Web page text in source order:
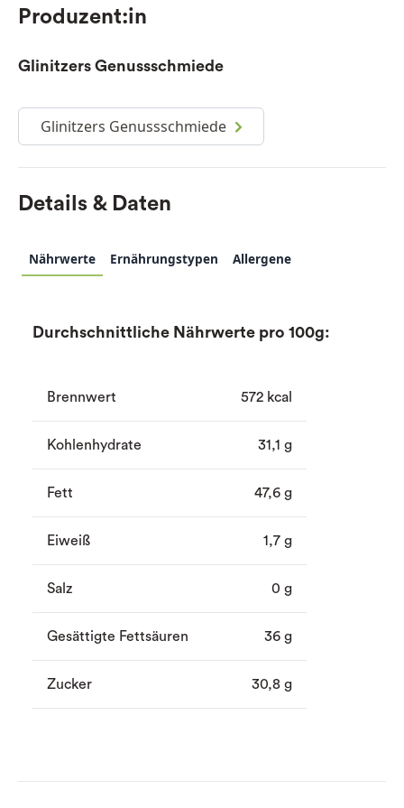
Produzent:in
Glinitzers Genussschmiede
Glinitzers Genussschmiede
Details & Daten
Nährwerte Ernährungstypen Allergene
Durchschnittliche Nährwerte pro 100g:
Brennwert 572 kcal
Kohlenhydrate 31,1 g
Fett 47,6 g
Eiweiß 1,7 g
Salz 0 g
Gesättigte Fettsäuren 36 g
Zucker 30,8 g